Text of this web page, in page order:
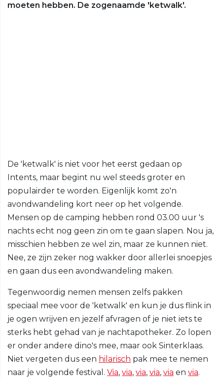
moeten hebben. De zogenaamde 'ketwalk'.
De 'ketwalk' is niet voor het eerst gedaan op
Intents, maar begint nu wel steeds groter en
populairder te worden. Eigenlijk komt zo'n
avondwandeling kort neer op het volgende.
Mensen op de camping hebben rond 03.00 uur 's
nachts echt nog geen zin om te gaan slapen. Nou ja,
misschien hebben ze wel zin, maar ze kunnen niet.
Nee, ze zijn zeker nog wakker door allerlei snoepjes
en gaan dus een avondwandeling maken.
Tegenwoordig nemen mensen zelfs pakken
speciaal mee voor de 'ketwalk' en kun je dus flink in
je ogen wrijven en jezelf afvragen of je niet iets te
sterks hebt gehad van je nachtapotheker. Zo lopen
er onder andere dino's mee, maar ook Sinterklaas.
Niet vergeten dus een hilarisch pak mee te nemen
naar je volgende festival. Via, via, via, via, via en via.